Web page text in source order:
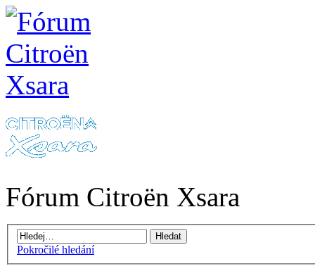
Fórum Citroën Xsara
Pokročilé hledání